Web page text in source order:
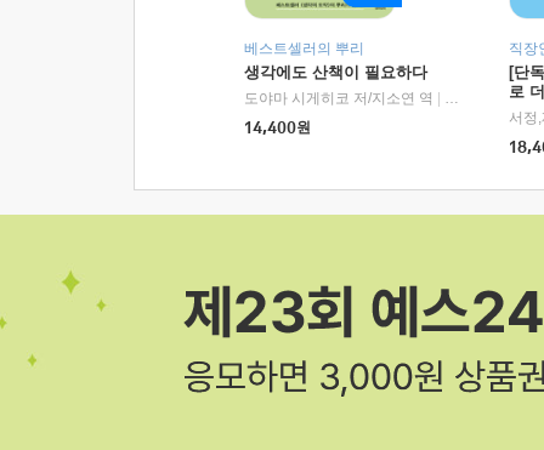
베스트셀러의 뿌리
생각에도 산책이 필요하다
도야마 시게히코 저/지소연 역
알에이치코리
14,400원
직장
[단
로